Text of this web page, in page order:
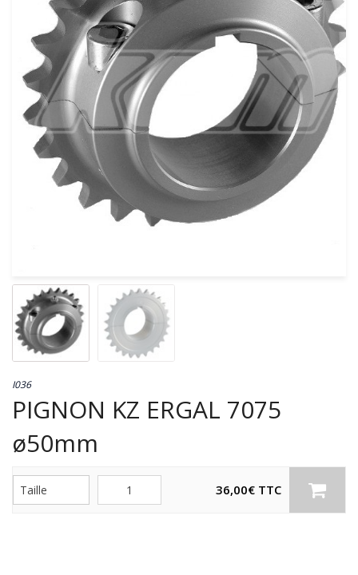
I036
PIGNON KZ ERGAL 7075
ø50mm
36,00€ TTC